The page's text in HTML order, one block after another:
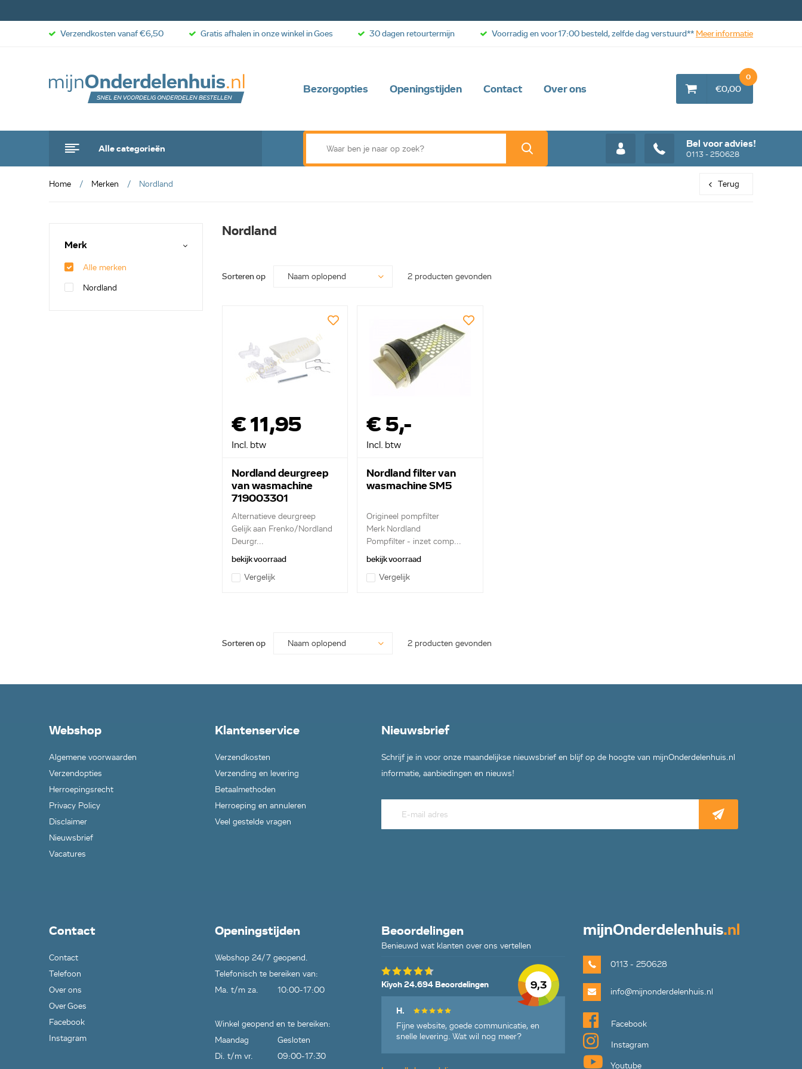
Bezorgopties Openingstijden Contact Over ons
Alle categorieën Bel voor advies!
0113 - 250628
€0,00
0
Verzendkosten vanaf €6,50 Gratis afhalen in onze winkel in Goes 30 dagen retourtermijn Voorradig en voor 17:00 besteld, zelfde dag verstuurd** Meer informatie
Home Merken Nordland Terug
Merk
Alle merken
Nordland
Nordland
Sorteren op 2 producten gevonden
€ 11,95
Incl. btw
Nordland deurgreep
van wasmachine
719003301
Alternatieve deurgreep
Gelijk aan Frenko/Nordland
Deurgr...
bekijk voorraad
Vergelijk
€ 5,-
Incl. btw
Nordland filter van
wasmachine SM5
Origineel pompfilter
Merk Nordland
Pompfilter - inzet comp...
bekijk voorraad
Vergelijk
Sorteren op 2 producten gevonden
Webshop
Algemene voorwaarden
Verzendopties
Herroepingsrecht
Privacy Policy
Disclaimer
Nieuwsbrief
Vacatures
Klantenservice
Verzendkosten
Verzending en levering
Betaalmethoden
Herroeping en annuleren
Veel gestelde vragen
Nieuwsbrief
Schrijf je in voor onze maandelijkse nieuwsbrief en blijf op de hoogte van mijnOnderdelenhuis.nl
informatie, aanbiedingen en nieuws!
Contact
Contact
Telefoon
Over ons
Over Goes
Facebook
Instagram
Openingstijden
Webshop 24/7 geopend.
Telefonisch te bereiken van:
Ma. t/m za.
10:00-17:00
Winkel geopend en te bereiken:
Maandag
Gesloten
Di. t/m vr.
09:00-17:30
Beoordelingen
Benieuwd wat klanten over ons vertellen
9,3
Kiyoh 24.694 Beoordelingen
H.
Fijne website, goede communicatie, en
snelle levering. Wat wil nog meer?
mijnOnderdelenhuis.nl
0113 - 250628
info@mijnonderdelenhuis.nl
Facebook
Instagram
Youtube